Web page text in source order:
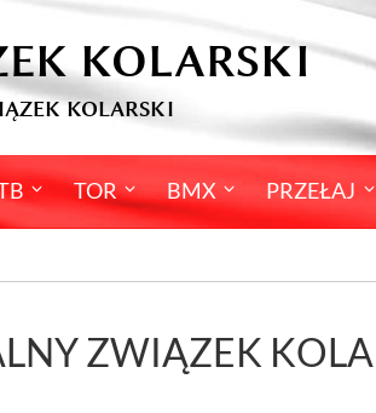
KOLARSKI
KOLARSKI
TOR BMX PRZEŁAJ
ZWIĄZEK